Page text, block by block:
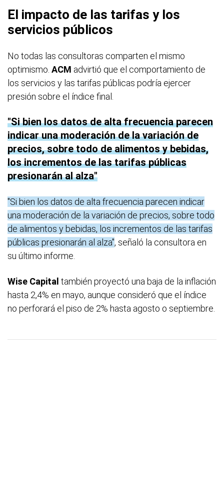
El impacto de las tarifas y los
servicios públicos
No todas las consultoras comparten el mismo
optimismo. ACM advirtió que el comportamiento de
los servicios y las tarifas públicas podría ejercer
presión sobre el índice final.
Si bien los datos de alta frecuencia parecen
indicar una moderación de la variación de
precios, sobre todo de alimentos y bebidas,
los incrementos de las tarifas públicas
presionarán al alza
"Si bien los datos de alta frecuencia parecen indicar
una moderación de la variación de precios, sobre todo
de alimentos y bebidas, los incrementos de las tarifas
públicas presionarán al alza", señaló la consultora en
su último informe.
Wise Capital también proyectó una baja de la inflación
hasta 2,4% en mayo, aunque consideró que el índice
no perforará el piso de 2% hasta agosto o septiembre.